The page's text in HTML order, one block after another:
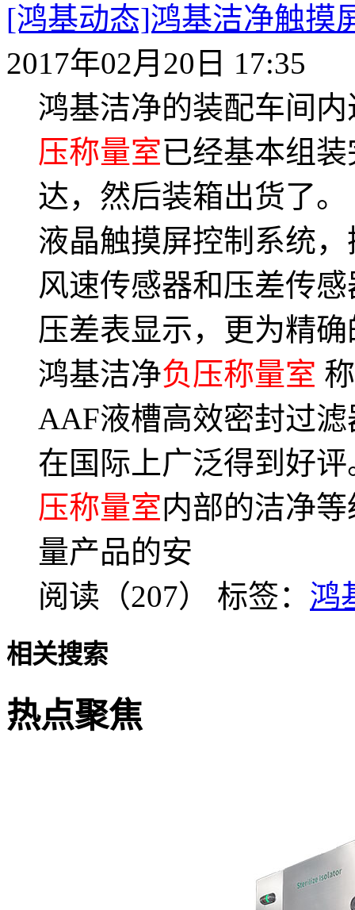
[鸿基动态]鸿基洁净触摸
2017年02月20日 17:35
鸿基洁净的装配车间
压称量室已经基本组
达，然后装箱出货了。
液晶触摸屏控制系统
风速传感器和压差传
压差表显示，更为精
鸿基洁净负压称量室
AAF液槽高效密封过
在国际上广泛得到好
压称量室内部的洁净
量产品的安
阅读（207） 标签： 鸿
相关搜索
热点聚焦